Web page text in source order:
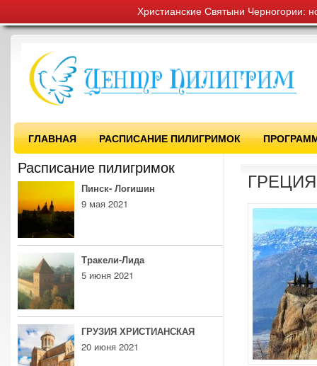
Христианские Святыни Черногории:
ГЛАВНАЯ РАСПИСАНИЕ ПИЛИГРИМОК
Расписание пилигримок
Пинск- Логишин
9 мая 2021
Тракели-Лида
5 июня 2021
ГРУЗИЯ ХРИСТИАНСКАЯ
20 июня 2021